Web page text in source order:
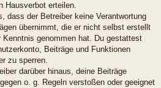
Hausverbot erteilen.
dass der Betreiber keine Verantwortung
übernimmt, die er nicht selbst erstellt
Kenntnis genommen hat. Du gestattest
Beiträge und Funktionen
zu sperren.
darüber hinaus, deine Beiträge
o. g. Regeln verstoßen oder geeignet